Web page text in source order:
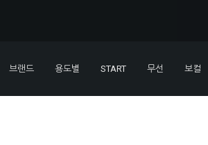
브랜드 용도별 START 무선 보컬